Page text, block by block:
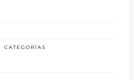
CATEGORÍAS